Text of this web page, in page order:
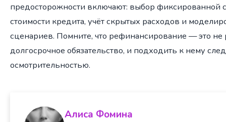
предосторожности включают: выбор фиксированной
стоимости кредита, учёт скрытых расходов и
сценариев. Помните, что рефинансирование — это не
долгосрочное обязательство, и подходить к нему
осмотрительностью.
Алиса Фомина